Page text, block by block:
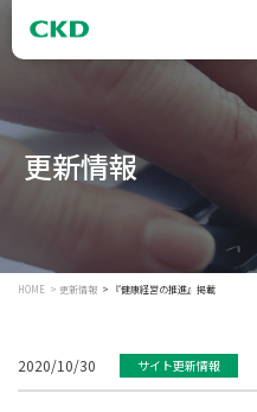
更新情報
HOME 更新情報 『健康経営の推進』掲載
2020/10/30 サイト更新情報